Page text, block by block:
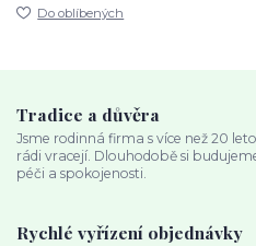
Do oblíbených
Tradice a důvěra
Jsme rodinná firma s více než 20
rádi vracejí. Dlouhodobě si
péči a spokojenosti.
Rychlé vyřízení objednávky